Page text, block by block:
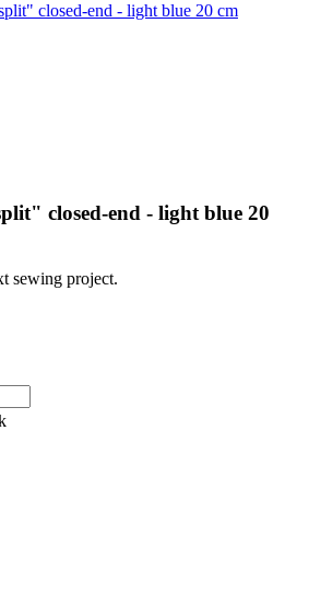
closed-end - light blue 20 cm
closed-end - light blue 20
sewing project.